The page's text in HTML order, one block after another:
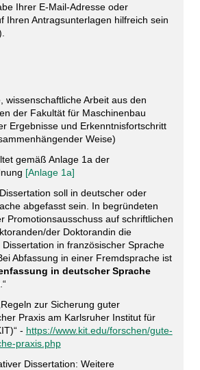
Ihrer E-Mail-Adresse oder
Ihren Antragsunterlagen hilfreich sein
wissenschaftliche Arbeit aus den
der Fakultät für Maschinenbau
Ergebnisse und Erkenntnisfortschritt
Weise)
gemäß Anlage 1a der
[Anlage 1a]
soll in deutscher oder
abgefasst sein. In begründeten
Promotionsausschuss auf schriftlichen
der Doktorandin die
in französischer Sprache
Abfassung in einer Fremdsprache ist
in deutscher Sprache
zur Sicherung guter
Praxis am Karlsruher Institut für
- https://www.kit.edu/forschen/gute-
praxis.php
Dissertation: Weitere